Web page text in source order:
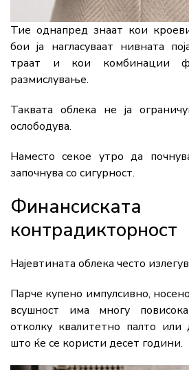
Тие однапред знаат кои
бои ја нагласуваат нивната
траат и кои комбинации
размислување.
Таквата облека не ја
ослободува.
Наместо секое утро да
започнува со сигурност.
Финансиската
контрадикторност
Најевтината облека често
Парче купено импулсивно,
всушност има многу
отколку квалитетно палто или
што ќе се користи десет години.